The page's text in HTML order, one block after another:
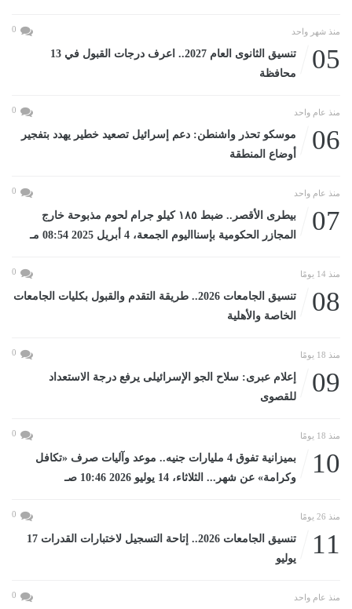
منذ شهر واحد 0
05
تنسيق الثانوى العام 2027.. اعرف درجات القبول في 13
محافظة
منذ عام واحد 0
06
موسكو تحذر واشنطن: دعم إسرائيل تصعيد خطير يهدد بتفجير
أوضاع المنطقة
منذ عام واحد 0
07
بيطرى الأقصر.. ضبط ١٨٥ كيلو جرام لحوم مذبوحة خارج
المجازر الحكومية بإسنااليوم الجمعة، 4 أبريل 2025 08:54 مـ
منذ 14 يومًا 0
08
تنسيق الجامعات 2026.. طريقة التقدم والقبول بكليات الجامعات
الخاصة والأهلية
منذ 18 يومًا 0
09
إعلام عبرى: سلاح الجو الإسرائيلى يرفع درجة الاستعداد
للقصوى
منذ 18 يومًا 0
10
بميزانية تفوق 4 مليارات جنيه.. موعد وآليات صرف «تكافل
وكرامة» عن شهر... الثلاثاء، 14 يوليو 2026 10:46 صـ
منذ 26 يومًا 0
11
تنسيق الجامعات 2026.. إتاحة التسجيل لاختبارات القدرات 17
يوليو
منذ عام واحد 0